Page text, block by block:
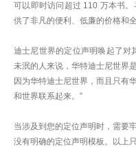
可以即时访问超过 110 万本书
供了非凡的便利、低廉的价格和
迪士尼世界的定位声明唤起了对
未泯的人来说，华特迪士尼世界
因为华特迪士尼世界，而且只有
和世界联系起来。”
当涉及到您的定位声明时，需要
没有明确的定位声明模板。以上